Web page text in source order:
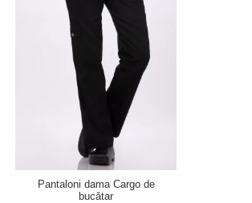
Pantaloni dama Cargo de
bucătar